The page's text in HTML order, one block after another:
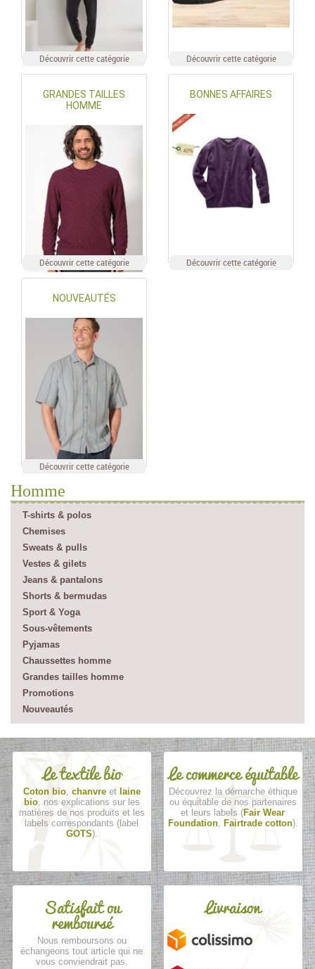
Découvrir cette catégorie Découvrir cette catégorie
GRANDES TAILLES
HOMME
Découvrir cette catégorie
BONNES AFFAIRES
Découvrir cette catégorie
NOUVEAUTÉS
Découvrir cette catégorie
Homme
T-shirts & polos
Chemises
Sweats & pulls
Vestes & gilets
Jeans & pantalons
Shorts & bermudas
Sport & Yoga
Sous-vêtements
Pyjamas
Chaussettes homme
Grandes tailles homme
Promotions
Nouveautés
Le textile bio
Coton bio, chanvreet laine
bio, nos explications sur les
matières de nos produits et les
labels correspondants (label
GOTS).
Le commerce équitable
Découvrez la démarche éthique
ou équitable de nos partenaires
et leurs labels (Fair Wear
Foundation, Fairtrade cotton).
Satisfait ou
remboursé
Nous remboursons ou
échangeons tout article qui ne
vous conviendrait pas.
Livraison